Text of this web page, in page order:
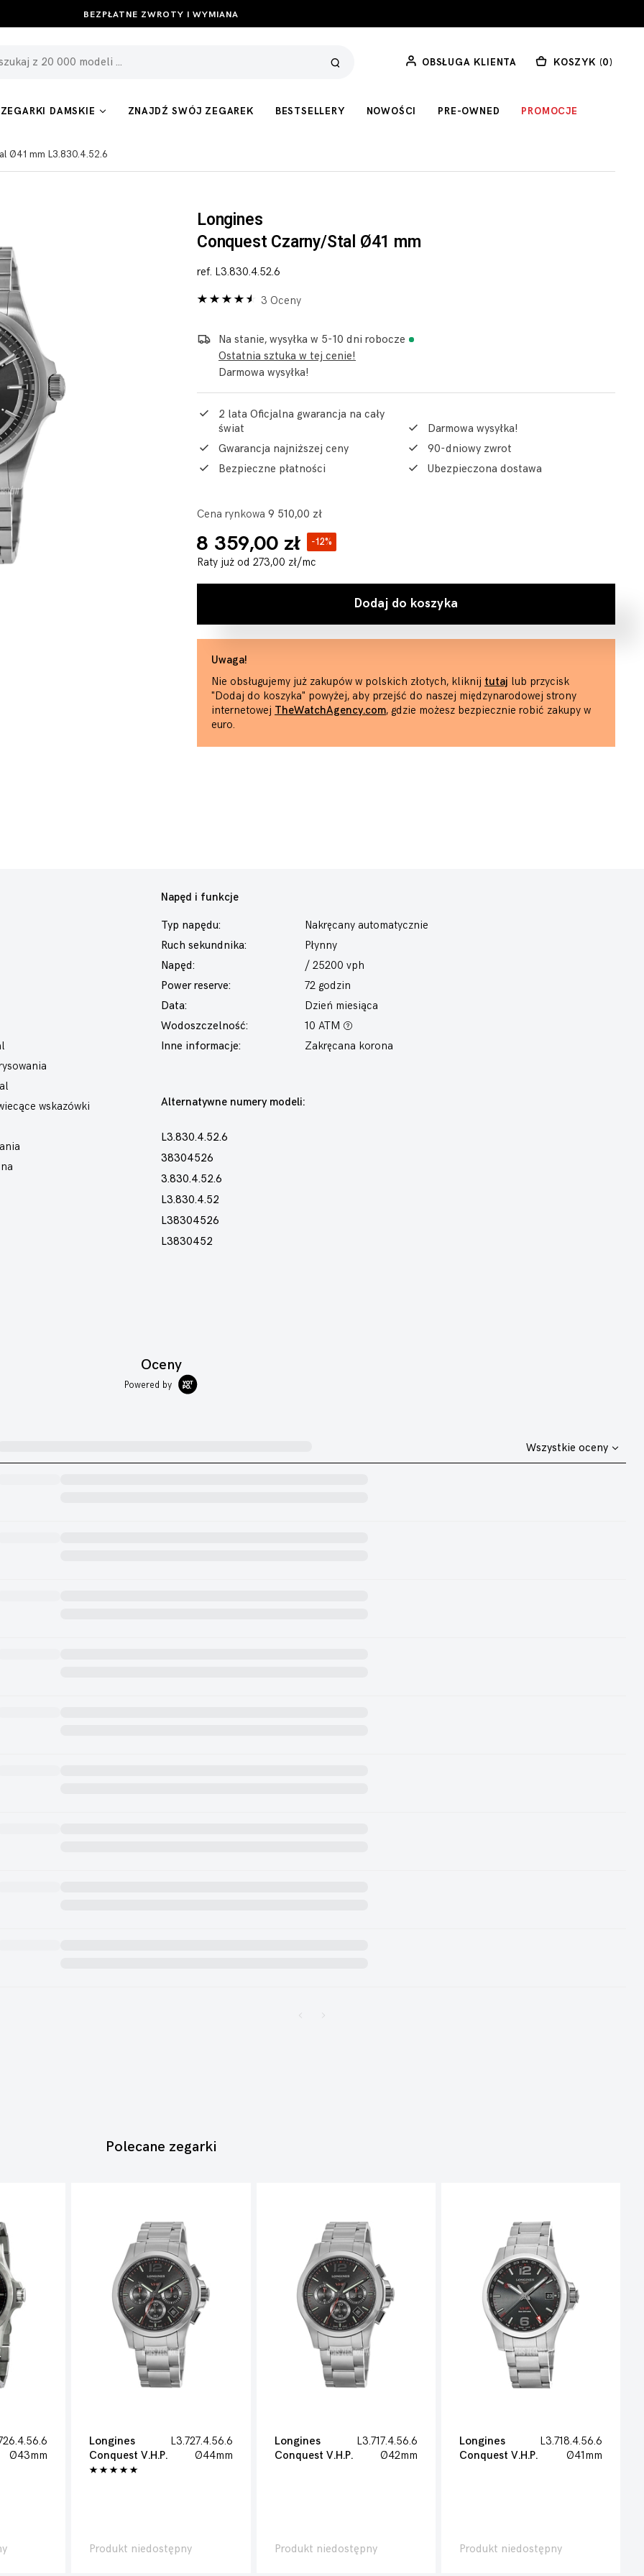
BEZPŁATNE ZWROTY I WYMIANA
OBSŁUGA KLIENTA KOSZYK (0)
ZEGARKI DAMSKIE ZNAJDŹ SWÓJ ZEGAREK BESTSELLERY NOWOŚCI PRE-OWNED PROMOCJE
Ø41 mm L3.830.4.52.6
Longines
Conquest Czarny/Stal Ø41 mm
ref. L3.830.4.52.6
3 Oceny
Na stanie, wysyłka w 5-10 dni robocze
Ostatnia sztuka w tej cenie!
Darmowa wysyłka!
2 lata Oficjalna gwarancja na cały
świat
Darmowa wysyłka!
Gwarancja najniższej ceny
90-dniowy zwrot
Bezpieczne płatności
Ubezpieczona dostawa
Cena rynkowa 9 510,00 zł
8 359,00 zł -12%
Raty już od 273,00 zł/mc
Dodaj do koszyka
Uwaga!
Nie obsługujemy już zakupów w polskich złotych, kliknij tutaj lub przycisk
"Dodaj do koszyka" powyżej, aby przejść do naszej międzynarodowej strony
internetowej TheWatchAgency.com, gdzie możesz bezpiecznie robić zakupy w
euro.
wskazówki
Napęd i funkcje
Typ napędu:
Nakręcany automatycznie
Ruch sekundnika:
Płynny
Napęd:
/ 25200 vph
Power reserve:
72 godzin
Data:
Dzień miesiąca
Wodoszczelność:
10 ATM
Inne informacje:
Zakręcana korona
Alternatywne numery modeli:
L3.830.4.52.6
38304526
3.830.4.52.6
L3.830.4.52
L38304526
L3830452
Oceny
Powered by
Wszystkie oceny
Polecane zegarki
Ø43mm
Longines
L3.727.4.56.6
Conquest V.H.P.
Ø44mm
Produkt niedostępny
Longines
L3.717.4.56.6
Conquest V.H.P.
Ø42mm
Produkt niedostępny
Longines
L3.718.4.56.6
Conquest V.H.P.
Ø41mm
Produkt niedostępny